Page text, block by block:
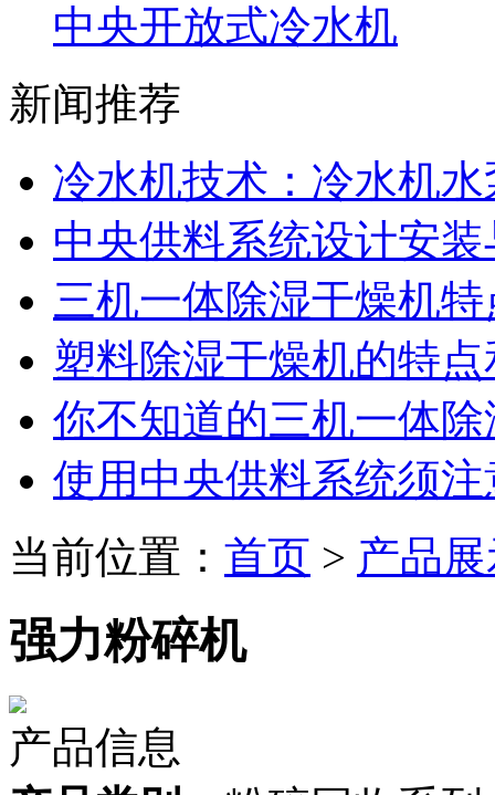
中央开放式冷水机
新闻推荐
冷水机技术：冷水机
中央供料系统设计安
三机一体除湿干燥机特
塑料除湿干燥机的特
你不知道的三机一体
使用中央供料系统须
当前位置： 首页 > 产品
强力粉碎机
产品信息